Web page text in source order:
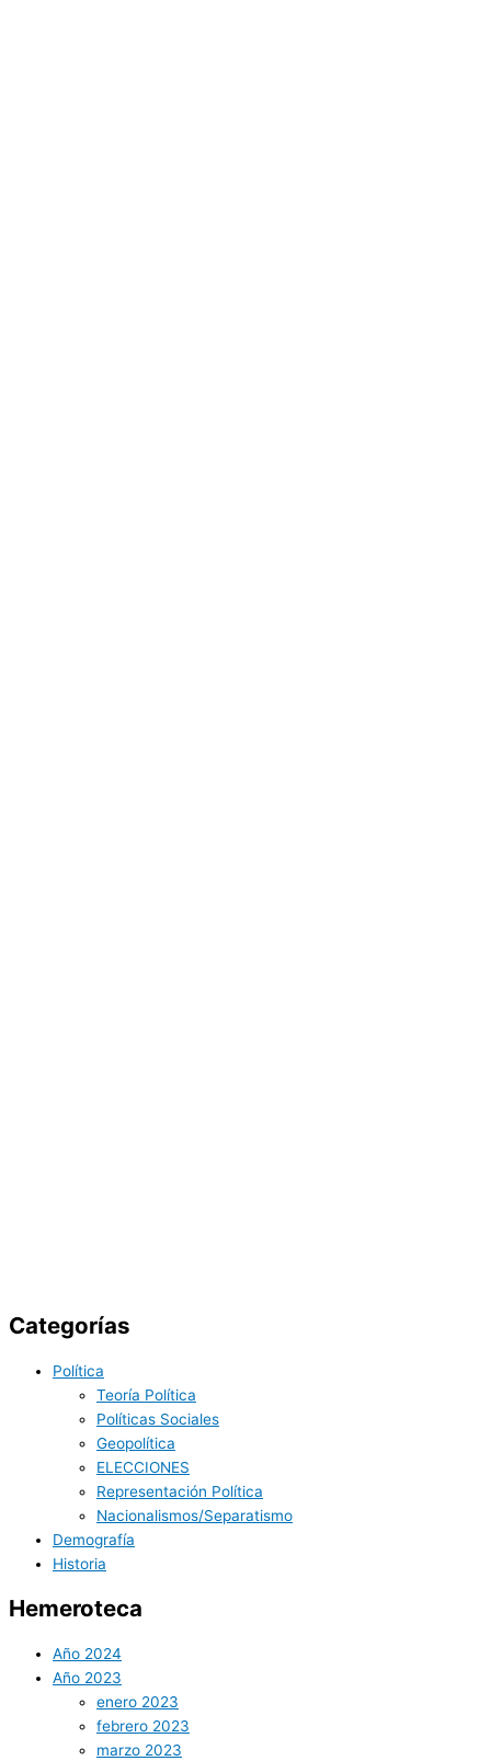
Categorías
Política
Teoría Política
Políticas Sociales
Geopolítica
ELECCIONES
Representación Política
Nacionalismos/Separatismo
Demografía
Historia
Hemeroteca
Año 2024
Año 2023
enero 2023
febrero 2023
marzo 2023